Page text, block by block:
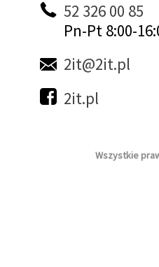
52 326 00 85
Pn-Pt 8:00-
2it@2it.pl
2it.pl
Wszystkie